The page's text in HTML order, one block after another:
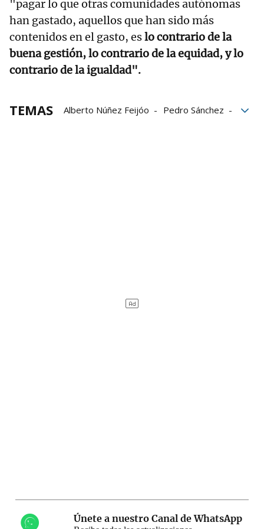
"pagar lo que otras comunidades autónomas
han gastado, aquellos que han sido más
contenidos en el gasto, eslo contrario de la
buena gestión, lo contrario de la equidad, y lo
contrario de la igualdad".
TEMAS Alberto Núñez Feijóo
Pedro Sánchez
Únete a nuestro Canal de WhatsApp